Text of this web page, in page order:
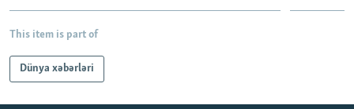
This item is part of
Dünya xəbərləri